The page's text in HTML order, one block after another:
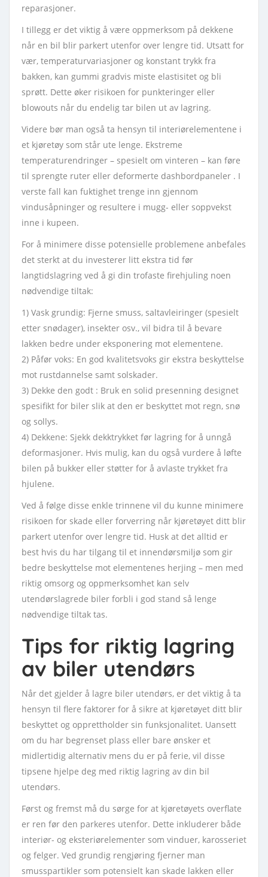
reparasjoner.
I tillegg er det viktig å være oppmerksom på dekkene
når en bil blir parkert utenfor over lengre tid. Utsatt for
vær, temperaturvariasjoner og konstant trykk fra
bakken, kan gummi gradvis miste elastisitet og bli
sprøtt. Dette øker risikoen for punkteringer eller
blowouts når du endelig tar bilen ut av lagring.
Videre bør man også ta hensyn til interiørelementene i
et kjøretøy som står ute lenge. Ekstreme
temperaturendringer – spesielt om vinteren – kan føre
til sprengte ruter eller deformerte dashbordpaneler . I
verste fall kan fuktighet trenge inn gjennom
vindusåpninger og resultere i mugg- eller soppvekst
inne i kupeen.
For å minimere disse potensielle problemene anbefales
det sterkt at du investerer litt ekstra tid før
langtidslagring ved å gi din trofaste firehjuling noen
nødvendige tiltak:
1) Vask grundig: Fjerne smuss, saltavleiringer (spesielt
etter snødager), insekter osv., vil bidra til å bevare
lakken bedre under eksponering mot elementene.
2) Påfør voks: En god kvalitetsvoks gir ekstra beskyttelse
mot rustdannelse samt solskader.
3) Dekke den godt : Bruk en solid presenning designet
spesifikt for biler slik at den er beskyttet mot regn, snø
og sollys.
4) Dekkene: Sjekk dekktrykket før lagring for å unngå
deformasjoner. Hvis mulig, kan du også vurdere å løfte
bilen på bukker eller støtter for å avlaste trykket fra
hjulene.
Ved å følge disse enkle trinnene vil du kunne minimere
risikoen for skade eller forverring når kjøretøyet ditt blir
parkert utenfor over lengre tid. Husk at det alltid er
best hvis du har tilgang til et innendørsmiljø som gir
bedre beskyttelse mot elementenes herjing – men med
riktig omsorg og oppmerksomhet kan selv
utendørslagrede biler forbli i god stand så lenge
nødvendige tiltak tas.
Tips for riktig lagring
av biler utendørs
Når det gjelder å lagre biler utendørs, er det viktig å ta
hensyn til flere faktorer for å sikre at kjøretøyet ditt blir
beskyttet og opprettholder sin funksjonalitet. Uansett
om du har begrenset plass eller bare ønsker et
midlertidig alternativ mens du er på ferie, vil disse
tipsene hjelpe deg med riktig lagring av din bil
utendørs.
Først og fremst må du sørge for at kjøretøyets overflate
er ren før den parkeres utenfor. Dette inkluderer både
interiør- og eksteriørelementer som vinduer, karosseriet
og felger. Ved grundig rengjøring fjerner man
smusspartikler som potensielt kan skade lakken eller